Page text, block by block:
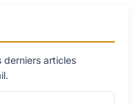
derniers articles